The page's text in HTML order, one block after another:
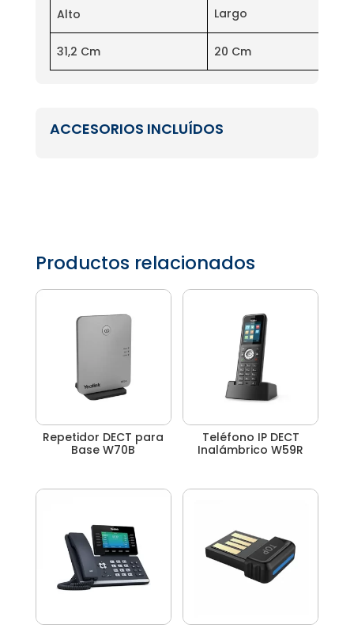
Alto Largo
31,2 Cm 20 Cm
ACCESORIOS INCLUÍDOS
Productos relacionados
Repetidor DECT para
Base W70B
Teléfono IP DECT
Inalámbrico W59R